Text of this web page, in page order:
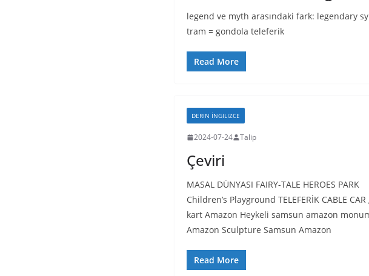
legend ve myth arasındaki fark: legendary
tram = gondola teleferik
Read More
DERIN İNGILIZCE
2024-07-24 Talip
Çeviri
MASAL DÜNYASI FAIRY-TALE HEROES PARK
Children’s Playground TELEFERİK CABLE CAR
kart Amazon Heykeli samsun amazon
Amazon Sculpture Samsun Amazon
Read More